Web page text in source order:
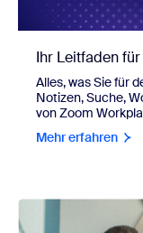
Ihr Leitfaden
Alles, was Sie für
Notizen, Suche,
von Zoom
Mehr erfahren